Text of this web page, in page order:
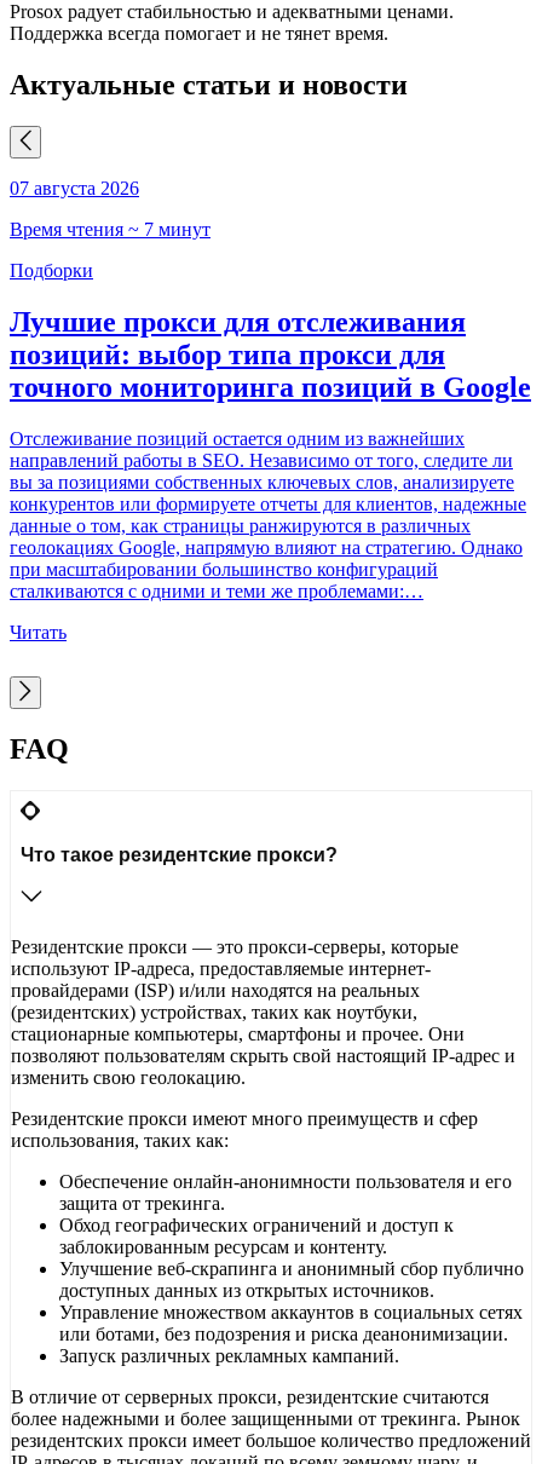
Prosox радует стабильностью и адекватными ценами.
Поддержка всегда помогает и не тянет время.
Актуальные статьи и новости
07 августа 2026
Время чтения ~ 7 минут
Подборки
Лучшие прокси для отслеживания
позиций: выбор типа прокси для
точного мониторинга позиций в Google
Отслеживание позиций остается одним из важнейших
направлений работы в SEO. Независимо от того, следите ли
вы за позициями собственных ключевых слов, анализируете
конкурентов или формируете отчеты для клиентов, надежные
данные о том, как страницы ранжируются в различных
геолокациях Google, напрямую влияют на стратегию. Однако
при масштабировании большинство конфигураций
сталкиваются с одними и теми же проблемами:…
Читать
FAQ
Что такое резидентские прокси?
Резидентские прокси — это прокси-серверы, которые
используют IP-адреса, предоставляемые интернет-
провайдерами (ISP) и/или находятся на реальных
(резидентских) устройствах, таких как ноутбуки,
стационарные компьютеры, смартфоны и прочее. Они
позволяют пользователям скрыть свой настоящий IP-адрес и
изменить свою геолокацию.
Резидентские прокси имеют много преимуществ и сфер
использования, таких как:
Обеспечение онлайн-анонимности пользователя и его
защита от трекинга.
Обход географических ограничений и доступ к
заблокированным ресурсам и контенту.
Улучшение веб-скрапинга и анонимный сбор публично
доступных данных из открытых источников.
Управление множеством аккаунтов в социальных сетях
или ботами, без подозрения и риска деанонимизации.
Запуск различных рекламных кампаний.
В отличие от серверных прокси, резидентские считаются
более надежными и более защищенными от трекинга. Рынок
резидентских прокси имеет большое количество предложений